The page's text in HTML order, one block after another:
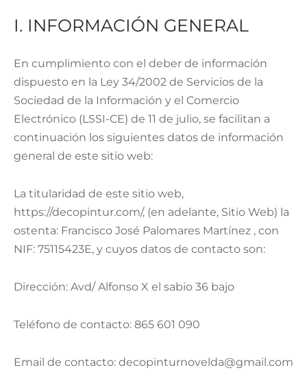
I. INFORMACIÓN GENERAL
En cumplimiento con el deber de información
dispuesto en la Ley 34/2002 de Servicios de la
Sociedad de la Información y el Comercio
Electrónico (LSSI-CE) de 11 de julio, se facilitan a
continuación los siguientes datos de información
general de este sitio web:
La titularidad de este sitio web,
https://decopintur.com/, (en adelante, Sitio Web) la
ostenta: Francisco José Palomares Martínez , con
NIF: 75115423E, y cuyos datos de contacto son:
Dirección: Avd/ Alfonso X el sabio 36 bajo
Teléfono de contacto: 865 601 090
Email de contacto: decopinturnovelda@gmail.com